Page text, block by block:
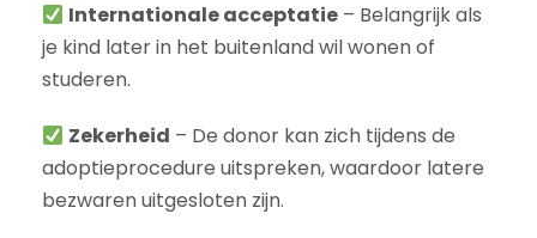
Internationale acceptatie – Belangrijk als
je kind later in het buitenland wil wonen of
studeren.
Zekerheid – De donor kan zich tijdens de
adoptieprocedure uitspreken, waardoor latere
bezwaren uitgesloten zijn.